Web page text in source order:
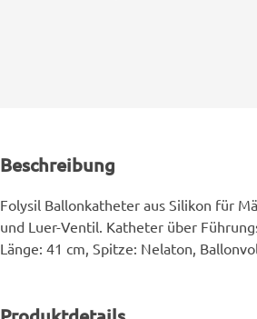
Beschreibung
Folysil Ballonkatheter aus Silikon für
und Luer-Ventil. Katheter über
Länge: 41 cm, Spitze: Nelaton,